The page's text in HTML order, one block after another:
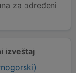
izveštaj
za određeni